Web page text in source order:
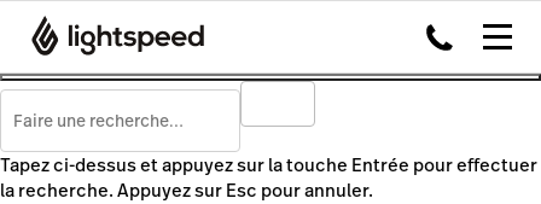
Tapez ci-dessus et appuyez sur la touche Entrée pour effectuer
la recherche. Appuyez sur Esc pour annuler.